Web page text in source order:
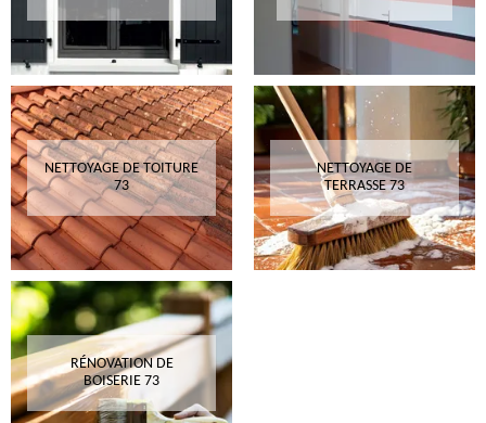
NETTOYAGE DE TOITURE
73
NETTOYAGE DE
TERRASSE 73
RÉNOVATION DE
BOISERIE 73